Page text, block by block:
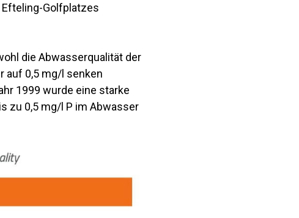
Golfplatzes
die Abwasserqualität der
auf 0,5 mg/l senken
1999 wurde eine starke
zu 0,5 mg/l P im Abwasser